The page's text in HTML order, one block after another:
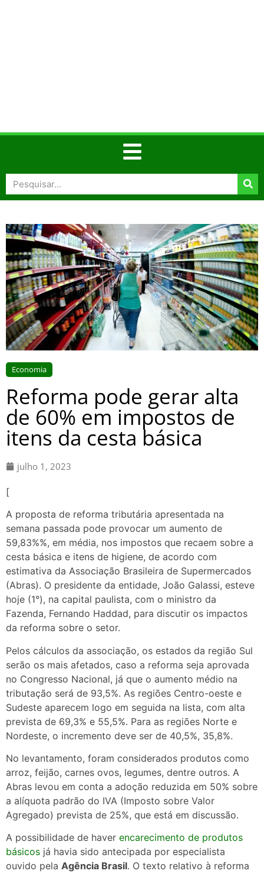
Economia
Reforma pode gerar alta
de 60% em impostos de
itens da cesta básica
julho 1, 2023
[
A proposta de reforma tributária apresentada na
semana passada pode provocar um aumento de
59,83%%, em média, nos impostos que recaem sobre a
cesta básica e itens de higiene, de acordo com
estimativa da Associação Brasileira de Supermercados
(Abras). O presidente da entidade, João Galassi, esteve
hoje (1°), na capital paulista, com o ministro da
Fazenda, Fernando Haddad, para discutir os impactos
da reforma sobre o setor.
Pelos cálculos da associação, os estados da região Sul
serão os mais afetados, caso a reforma seja aprovada
no Congresso Nacional, já que o aumento médio na
tributação será de 93,5%. As regiões Centro-oeste e
Sudeste aparecem logo em seguida na lista, com alta
prevista de 69,3% e 55,5%. Para as regiões Norte e
Nordeste, o incremento deve ser de 40,5%, 35,8%.
No levantamento, foram considerados produtos como
arroz, feijão, carnes ovos, legumes, dentre outros. A
Abras levou em conta a adoção reduzida em 50% sobre
a alíquota padrão do IVA (Imposto sobre Valor
Agregado) prevista de 25%, que está em discussão.
A possibilidade de haver encarecimento de produtos
básicos já havia sido antecipada por especialista
ouvido pela Agência Brasil. O texto relativo à reforma